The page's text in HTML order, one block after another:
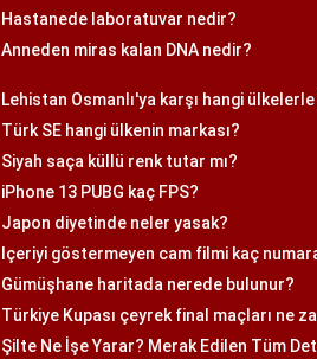
Hastanede laboratuvar nedir?
Anneden miras kalan DNA nedir?
Lehistan Osmanlı'ya karşı hangi
Türk SE hangi ülkenin markası?
Siyah saça küllü renk tutar mı?
iPhone 13 PUBG kaç FPS?
Japon diyetinde neler yasak?
Içeriyi göstermeyen cam filmi kaç
Gümüşhane haritada nerede bulunur?
Türkiye Kupası çeyrek final maçları ne
Şilte Ne İşe Yarar? Merak Edilen Tüm